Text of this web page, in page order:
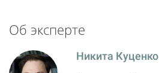
Об эксперте
Никита Куценко